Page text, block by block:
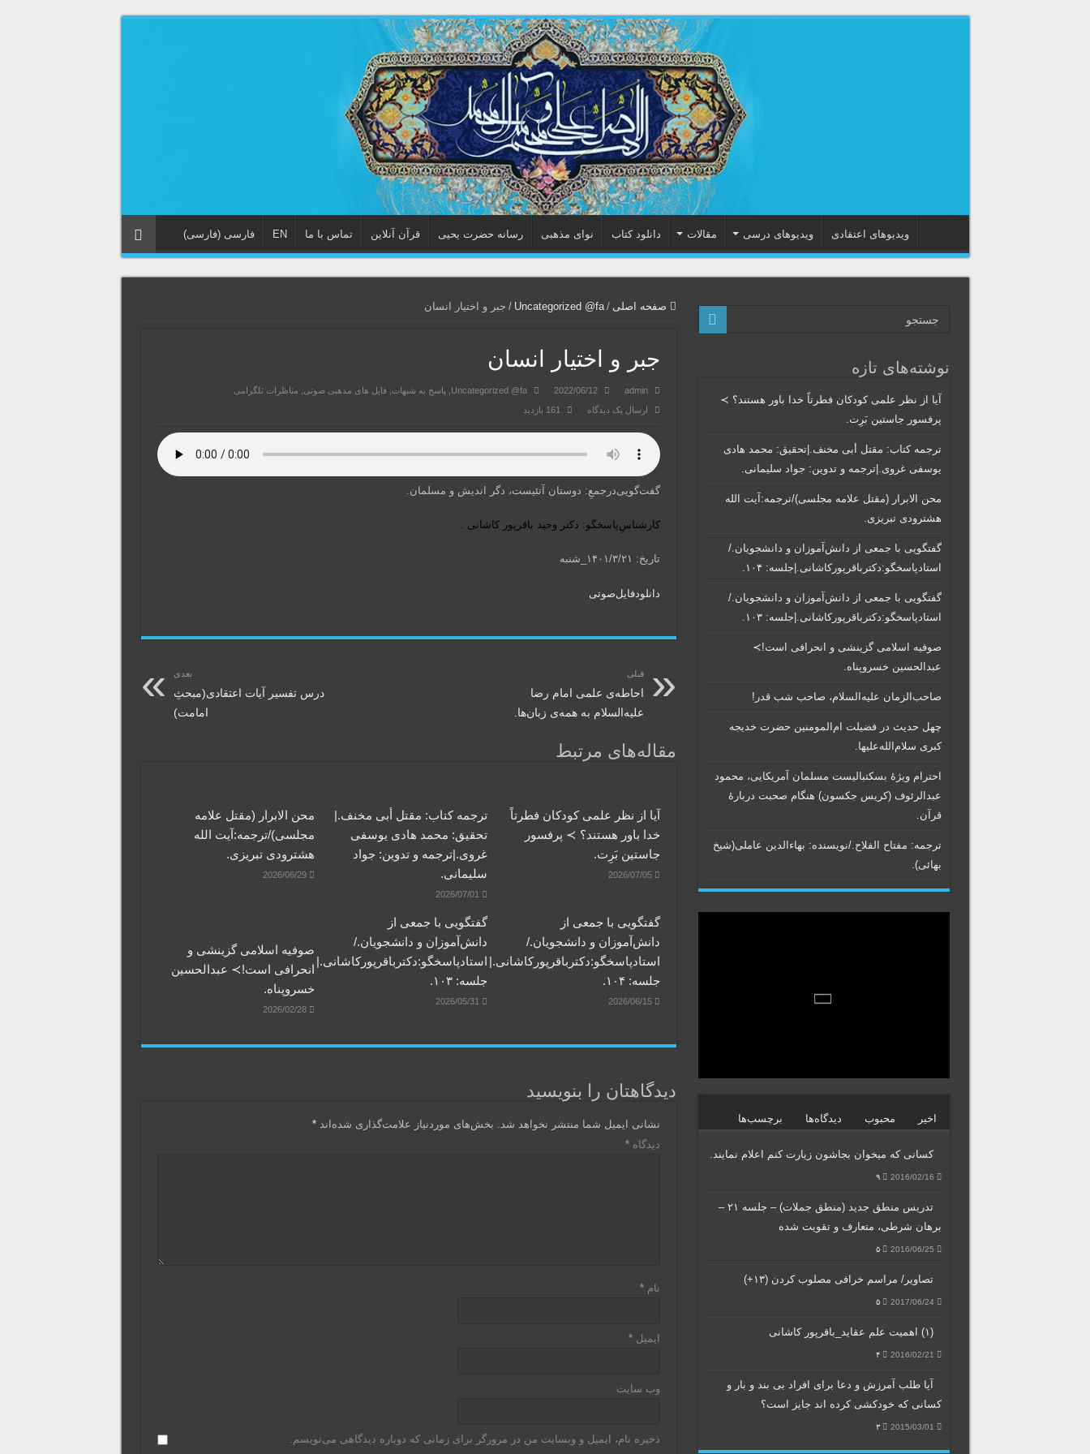
ویدیوهای اعتقادی ویدیوهای درسی مقالات دانلود کتاب نوای مذهبی رسانه حضرت یحیی قرآن آنلاین تماس با ما EN فارسی (فارسی)
صفحه اصلی /
Uncategorized @fa
/ جبر و اختیار انسان
جبر و اختیار انسان
admin
2022/06/12
Uncategorized @fa پاسخ به شبهات ,فایل های مذهبی صوتی
مناظرات تلگرامی
ارسال یک دیدگاه
161 بازدید
گفت‌گویی‌درجمعِ: دوستان آتئیست، دگر اندیش و مسلمان.
کارشناسِ‌پاسخگو: دکتر وحید باقرپور کاشانی .
تاریخ: ۱۴۰۱/۳/۲۱_شنبه
دانلود‌فایل‌صوتی
قبلی
احاطه‌ی علمی امام رضا
علیه‌السلام به همه‌ی زبان‌ها.
بعدی
درس تفسیر آیات اعتقادی(مبحثِ
امامت)
مقاله‌های مرتبط
آیا از نظر علمی کودکان فطرتاً
خدا باور هستند؟ ≻ پرفسور
جاستین بَرِت.
2026/07/05
ترجمه کتاب: مقتل أبی مخنف.|
تحقیق: محمد هادی یوسفی
غروی.|ترجمه و تدوین: جواد
سلیمانی.
2026/07/01
محن الابرار (مقتل علامه
مجلسی)/ترجمه:آیت الله
هشترودی تبریزی.
2026/06/29
گفتگویی‌ با جمعی‌ از
دانش‌آموزان‌ و دانشجویان./
استادپاسخگو:دکترباقر‌پورکاشانی.|
جلسه: ۱۰۴.
2026/06/15
گفتگویی‌ با جمعی‌ از
دانش‌آموزان‌ و دانشجویان./
استادپاسخگو:دکترباقر‌پورکاشانی.|
جلسه: ۱۰۳.
2026/05/31
صوفیه اسلامی گزینشی و
انحرافی است!≻ عبدالحسین
خسروپناه.
2026/02/28
دیدگاهتان را بنویسید
نشانی ایمیل شما منتشر نخواهد شد. بخش‌های موردنیاز علامت‌گذاری شده‌اند*
دیدگاه*
نام*
ایمیل*
وب‌ سایت
ذخیره نام، ایمیل و وبسایت من در مرورگر برای زمانی که دوباره دیدگاهی می‌نویسم.
نوشته‌های تازه
آیا از نظر علمی کودکان فطرتاً خدا باور هستند؟ ≻
پرفسور جاستین بَرِت.
ترجمه کتاب: مقتل أبی مخنف.|تحقیق: محمد هادی
یوسفی غروی.|ترجمه و تدوین: جواد سلیمانی.
محن الابرار (مقتل علامه مجلسی)/ترجمه:آیت الله
هشترودی تبریزی.
گفتگویی‌ با جمعی‌ از دانش‌آموزان‌ و دانشجویان./
استادپاسخگو:دکترباقر‌پورکاشانی.|جلسه: ۱۰۴.
گفتگویی‌ با جمعی‌ از دانش‌آموزان‌ و دانشجویان./
استادپاسخگو:دکترباقر‌پورکاشانی.|جلسه: ۱۰۳.
صوفیه اسلامی گزینشی و انحرافی است!≻
عبدالحسین خسروپناه.
صاحب‌الزمان علیه‌السلام، صاحب شب قدر!
چهل حدیث در فضیلت ام‌المومنین حضرت خدیجه
کبری سلام‌الله‌علیها.
احترام ویژۀ بسکتبالیست مسلمان آمریکایی، محمود
عبدالرئوف (کریس جکسون) هنگام صحبت دربارۀ
قرآن.
ترجمه: مفتاح الفلاح./نویسنده:‌ بهاء‌الدین عاملی‌(شیخ
بهائی).
اخیر محبوب دیدگاه‌ها برچسب‌ها
کسانی که میخوان بجاشون زیارت کنم اعلام نمایند.
2016/02/16 ۹
تدریس منطق جدید (منطق جملات) – جلسه ۲۱ –
برهان شرطی، متعارف و تقویت شده
2016/06/25 ۵
تصاویر/ مراسم خرافی مصلوب کردن (۱۳+)
2017/06/24 ۵
(۱) اهمیت علم عقاید_باقرپور کاشانی
2016/02/21 ۴
آیا طلب آمرزش و دعا برای افراد بی بند و بار و
کسانی که خودکشی کرده اند جایز است؟
2015/03/01 ۳